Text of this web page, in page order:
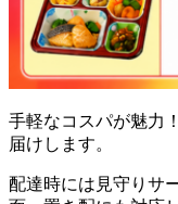
手軽なコスパが魅力
届け します。
配達時には見守りサ